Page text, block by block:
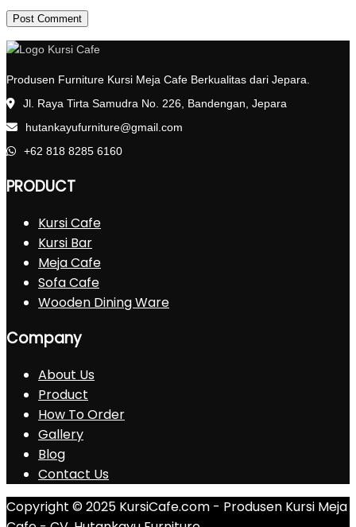
Produsen Furniture Kursi Meja Cafe Berkualitas dari Jepara.
Jl. Raya Tirta Samudra No. 226, Bandengan, Jepara
hutankayufurniture@gmail.com
+62 818 8285 6160
PRODUCT
Kursi Cafe
Kursi Bar
Meja Cafe
Sofa Cafe
Wooden Dining Ware
Company
About Us
Product
How To Order
Gallery
Blog
Contact Us
Copyright © 2025 KursiCafe.com - Produsen Kursi Meja